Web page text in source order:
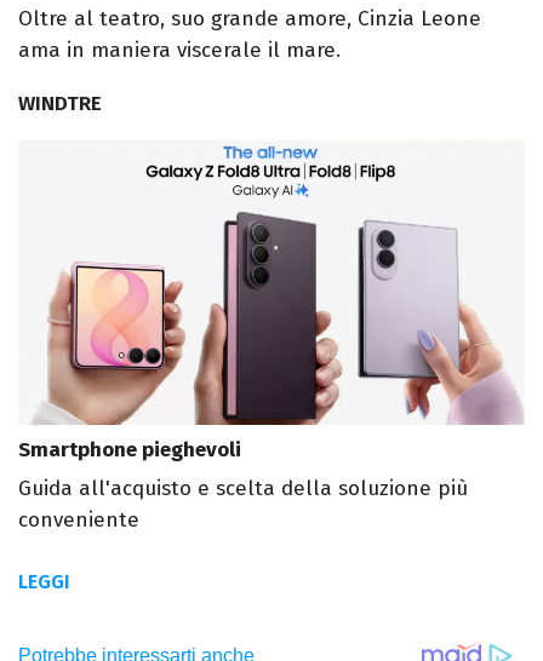
Oltre al teatro, suo grande amore, Cinzia Leone
ama in maniera viscerale il mare.
WINDTRE
Smartphone pieghevoli
Guida all'acquisto e scelta della soluzione più
conveniente
LEGGI